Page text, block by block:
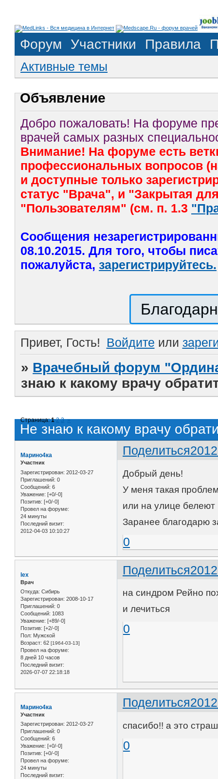
Форум Участники Правила
Активные темы
Объявление
Добро пожаловать! На форуме
врачей самых разных
Внимание! На форуме есть
профессиональных вопросов
и доступные только
статус "Врача", и "Закрытая
"Пользователям" (см. п. 1.3
Сообщения
08.10.2015. Для того, чтобы
пожалуйста, зарегистрируйтесь.
Привет, Гость! Войдите или
» Врачебный форум
знаю к какому врачу
Не знаю к какому врачу
Страница:1 2 3 »
Поделиться
Марино4ка
Участник
Зарегистрирован: 2012-03-27
Приглашений: 0
Сообщений: 6
Уважение: [+0/-0]
Позитив: [+0/-0]
Провел на форуме:
24 минуты
Последний визит:
2012-04-03 10:10:27
Добрый день!
У меня такая
или на улице белеют
Заранее благодарю
0
Поделиться
lex
Врач
Откуда: Сибирь
Зарегистрирован: 2008-10-17
Приглашений: 0
Сообщений: 1083
Уважение: [+89/-0]
Позитив: [+2/-0]
Пол: Мужской
Возраст: 62 [1964-03-13]
Провел на форуме:
8 дней 10 часов
Последний визит:
2026-07-07 22:18:18
на синдром Рейно
и лечиться
0
Поделиться
Марино4ка
Участник
Зарегистрирован: 2012-03-27
Приглашений: 0
Сообщений: 6
Уважение: [+0/-0]
Позитив: [+0/-0]
Провел на форуме:
24 минуты
Последний визит:
спасибо!! а это
0